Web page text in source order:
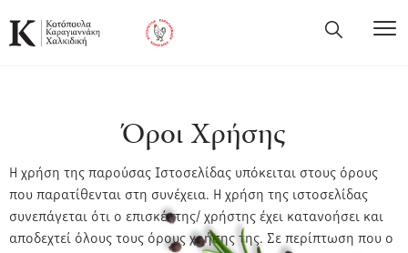
Όροι Χρήσης
Η χρήση της παρούσας Ιστοσελίδας υπόκειται στους όρους
που παρατίθενται στη συνέχεια. Η χρήση της ιστοσελίδας
συνεπάγεται ότι ο επισκέπτης/ χρήστης έχει κατανοήσει και
αποδεχτεί όλους τους όρους χρήσης της. Σε περίπτωση που ο